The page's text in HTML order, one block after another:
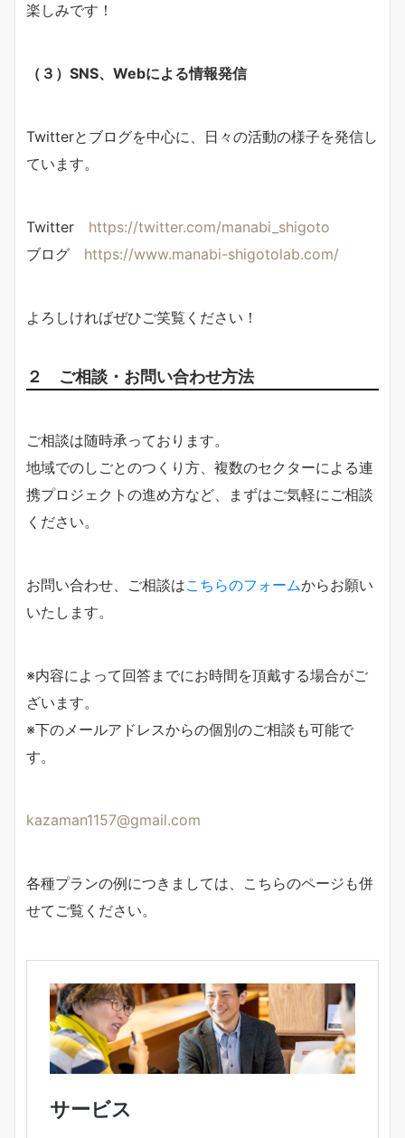
楽しみです！
（３）SNS、Webによる情報発信
Twitterとブログを中心に、日々の活動の様子を発信し
ています。
Twitter https://twitter.com/manabi_shigoto
ブログ https://www.manabi-shigotolab.com/
よろしければぜひご笑覧ください！
２ ご相談・お問い合わせ方法
ご相談は随時承っております。
地域でのしごとのつくり方、複数のセクターによる連
携プロジェクトの進め方など、まずはご気軽にご相談
ください。
お問い合わせ、ご相談はこちらのフォームからお願い
いたします。
※内容によって回答までにお時間を頂戴する場合がご
ざいます。
※下のメールアドレスからの個別のご相談も可能で
す。
kazaman1157@gmail.com
各種プランの例につきましては、こちらのページも併
せてご覧ください。